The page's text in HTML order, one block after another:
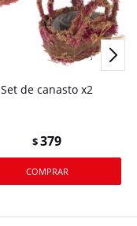
Set de canasto x2
$379